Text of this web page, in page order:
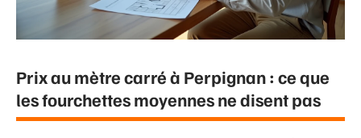
Prix au mètre carré à Perpignan : ce que
les fourchettes moyennes ne disent pas